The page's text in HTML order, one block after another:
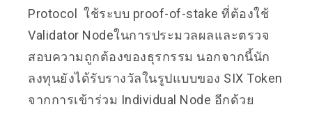
Protocol ใช้ระบบ proof-of-stake ที่ต้องใช้
Validator Nodeในการประมวลผลและตรวจ
สอบความถูกต้องของธุรกรรม นอกจากนี้นัก
ลงทุนยังได้รับรางวัลในรูปแบบของ SIX Token
จากการเข้าร่วม Individual Node อีกด้วย